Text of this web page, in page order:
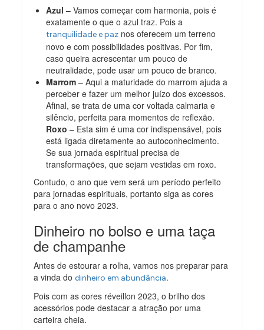
Azul – Vamos começar com harmonia, pois é
exatamente o que o azul traz. Pois a
tranquilidade e paz nos oferecem um terreno
novo e com possibilidades positivas. Por fim,
caso queira acrescentar um pouco de
neutralidade, pode usar um pouco de branco.
Marrom – Aqui a maturidade do marrom ajuda a
perceber e fazer um melhor juízo dos excessos.
Afinal, se trata de uma cor voltada calmaria e
silêncio, perfeita para momentos de reflexão.
Roxo – Esta sim é uma cor indispensável, pois
está ligada diretamente ao autoconhecimento.
Se sua jornada espiritual precisa de
transformações, que sejam vestidas em roxo.
Contudo, o ano que vem será um período perfeito
para jornadas espirituais, portanto siga as cores
para o ano novo 2023.
Dinheiro no bolso e uma taça
de champanhe
Antes de estourar a rolha, vamos nos preparar para
a vinda dodinheiro em abundância.
Pois com as cores réveillon 2023, o brilho dos
acessórios pode destacar a atração por uma
carteira cheia.